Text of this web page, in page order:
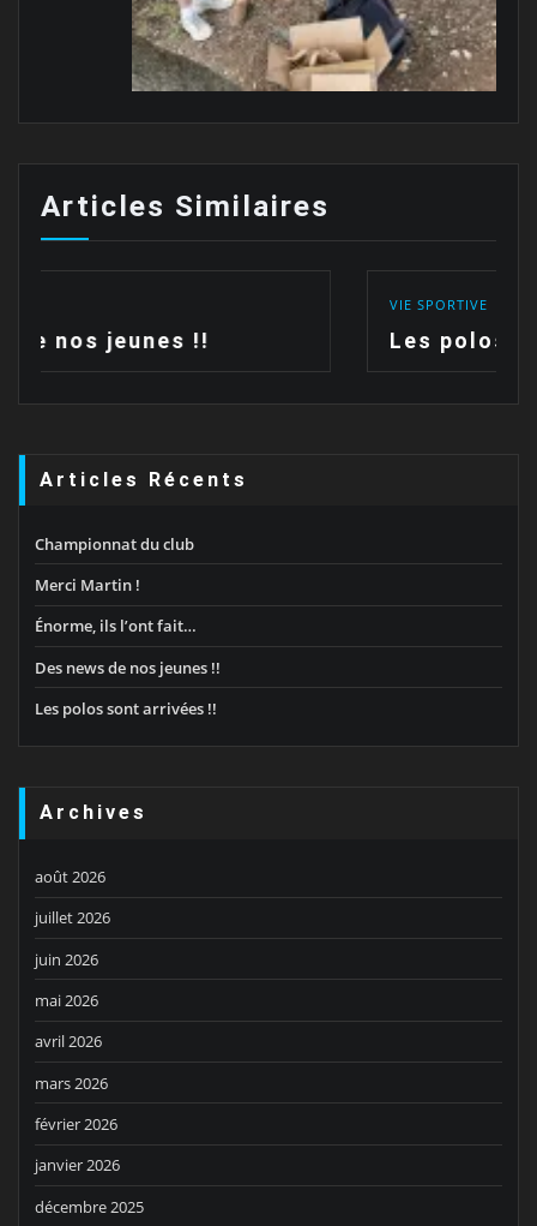
Articles Similaires
Les polos sont arrivées !!
Articles Récents
Championnat du club
Merci Martin !
Énorme, ils l’ont fait…
Des news de nos jeunes !!
Les polos sont arrivées !!
Archives
août 2026
juillet 2026
juin 2026
mai 2026
avril 2026
mars 2026
février 2026
janvier 2026
décembre 2025